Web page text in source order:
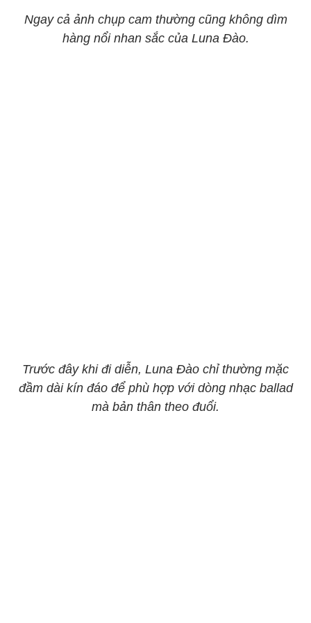
Ngay cả ảnh chụp cam thường cũng không dìm
hàng nổi nhan sắc của Luna Đào.
Trước đây khi đi diễn, Luna Đào chỉ thường mặc
đầm dài kín đáo để phù hợp với dòng nhạc ballad
mà bản thân theo đuổi.